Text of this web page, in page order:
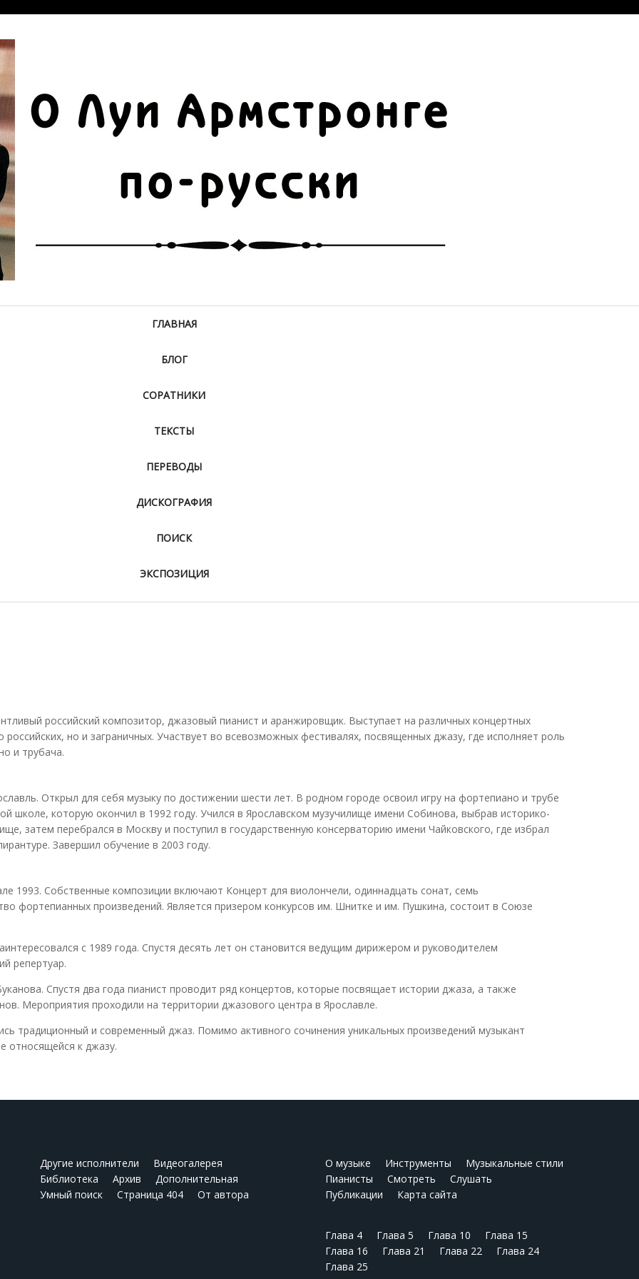
ГЛАВНАЯ
БЛОГ
СОРАТНИКИ
ТЕКСТЫ
ПЕРЕВОДЫ
ДИСКОГРАФИЯ
ПОИСК
ЭКСПОЗИЦИЯ
российский композитор, джазовый пианист и аранжировщик. Выступает на различных концертных
российских, но и заграничных. Участвует во всевозможных фестивалях, посвященных джазу, где исполняет роль
и трубача.
Открыл для себя музыку по достижении шести лет. В родном городе освоил игру на фортепиано и трубе
школе, которую окончил в 1992 году. Учился в Ярославском музучилище имени Собинова, выбрав историко-
затем перебрался в Москву и поступил в государственную консерваторию имени Чайковского, где избрал
Завершил обучение в 2003 году.
1993. Собственные композиции включают Концерт для виолончели, одиннадцать сонат, семь
фортепианных произведений. Является призером конкурсов им. Шнитке и им. Пушкина, состоит в Союзе
с 1989 года. Спустя десять лет он становится ведущим дирижером и руководителем
репертуар.
Спустя два года пианист проводит ряд концертов, которые посвящает истории джаза, а также
Мероприятия проходили на территории джазового центра в Ярославле.
традиционный и современный джаз. Помимо активного сочинения уникальных произведений музыкант
относящейся к джазу.
Другие исполнители
Видеогалерея
Библиотека
Архив
Дополнительная
Умный поиск
Страница 404 От автора
О музыке Инструменты
Музыкальные стили
Пианисты
Смотреть
Слушать
Публикации
Карта сайта
Глава 4 Глава 5 Глава 10
Глава 15
Глава 16
Глава 21 Глава 22
Глава 24
Глава 25